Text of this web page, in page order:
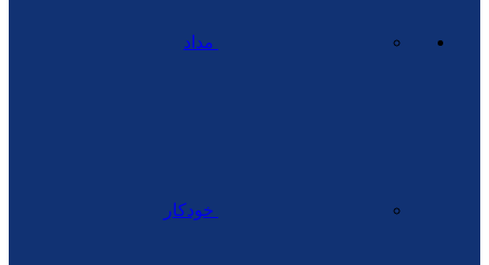
مداد
خودکار